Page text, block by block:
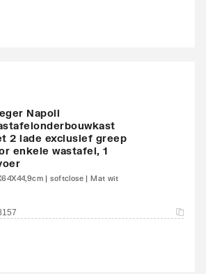
Napoli
2 lade exclusief greep
enkele wastafel, 1
| softclose | Mat wit